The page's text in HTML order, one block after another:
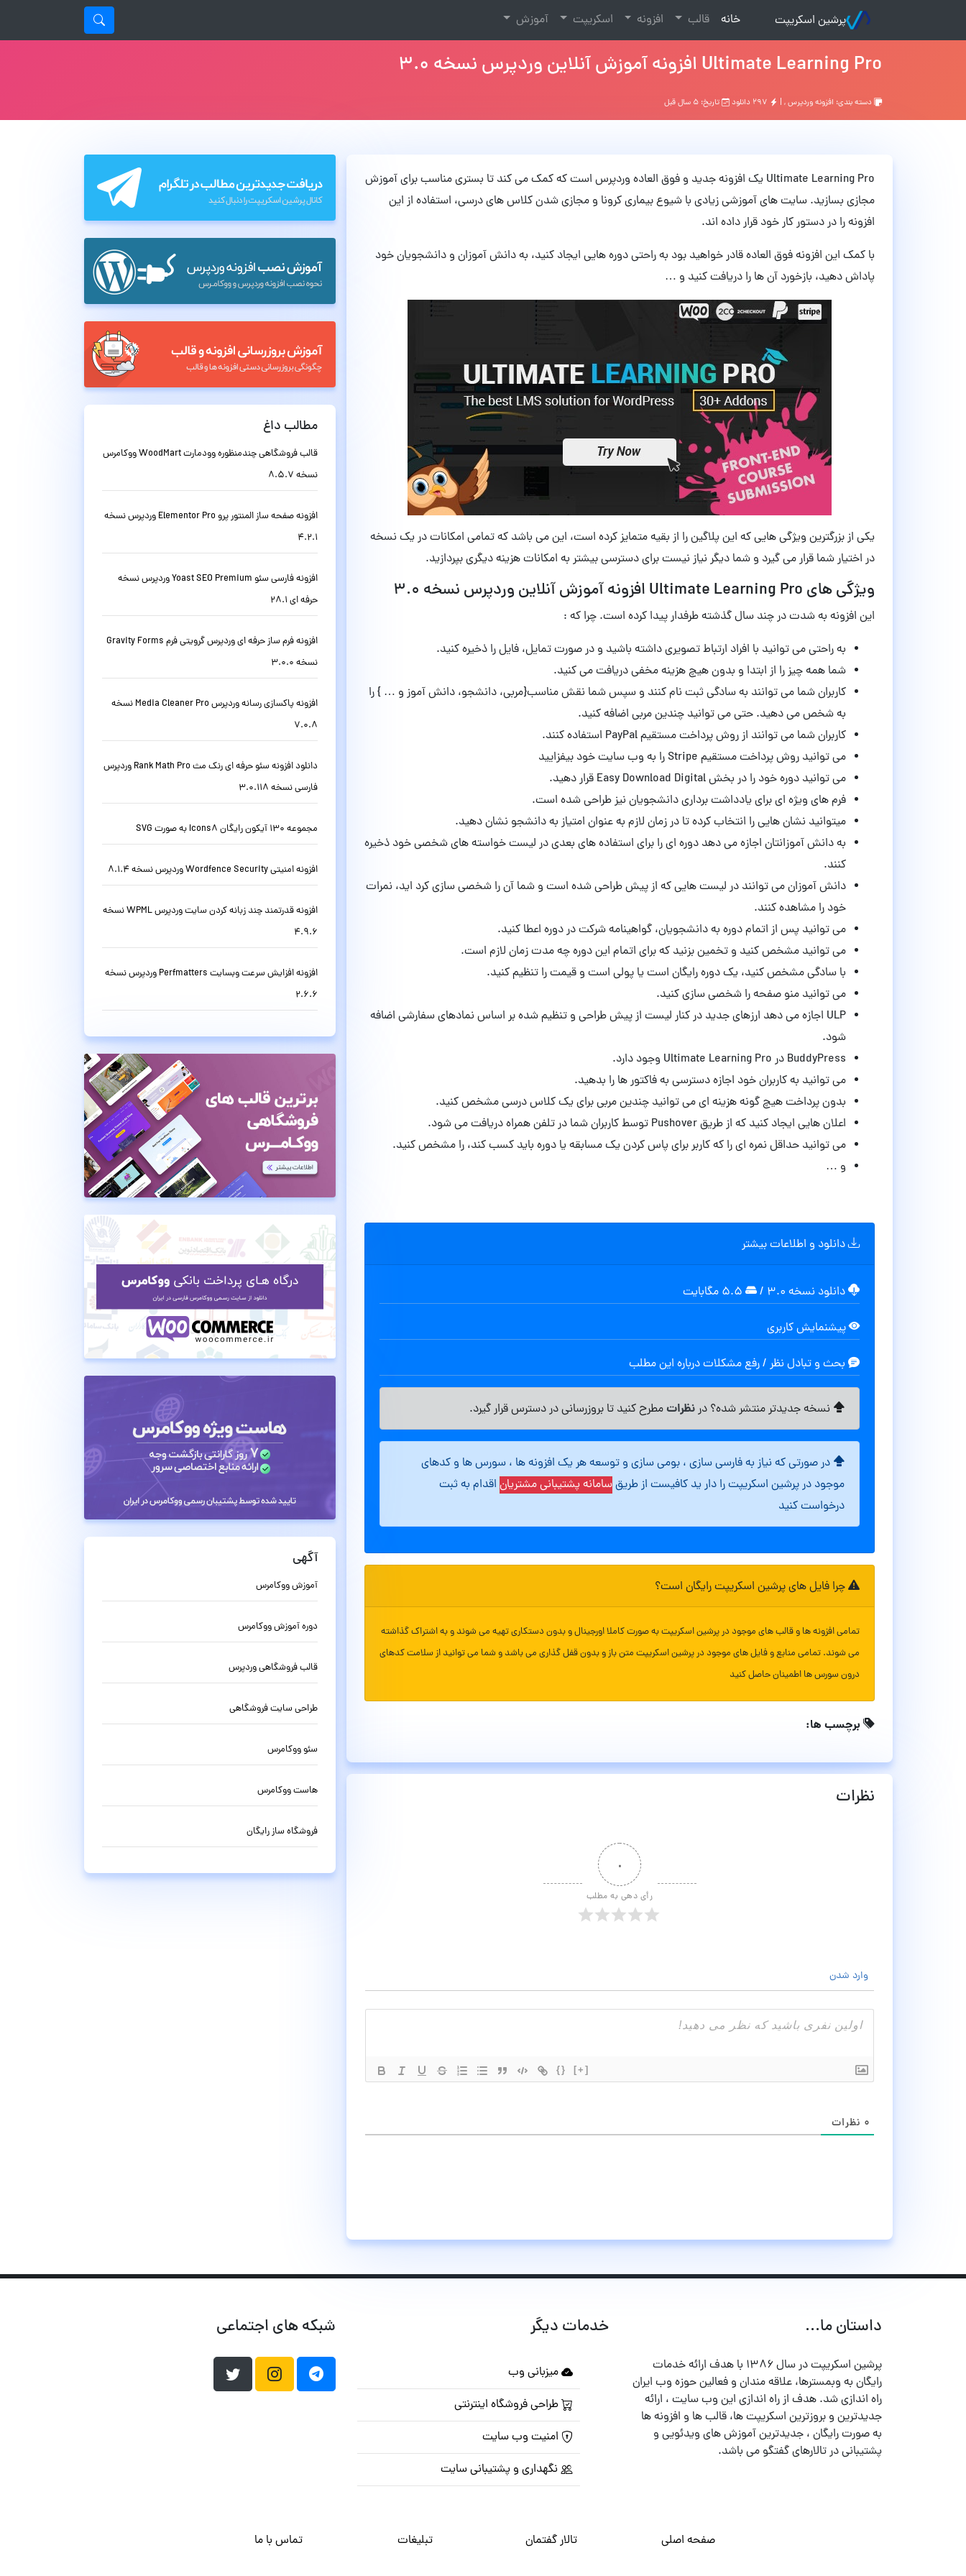
پرشین اسکریپت خانه
(current) قالب افزونه اسکریپت آموزش
Ultimate Learning Pro افزونه آموزش آنلاین وردپرس نسخه 3.0
دسته بندی: افزونه وردپرس, | تاریخ: ۵ سال قبل
Ultimate Learning Pro یک افزونه جدید و فوق العاده وردپرس است که کمک می کند تا بستری مناسب برای آموزش
مجازی بسازید. سایت های آموزشی زیادی با شیوع بیماری کرونا و مجازی شدن کلاس های درسی، استفاده از این
افزونه را در دستور کار خود قرار داده اند.
با کمک این افزونه فوق العاده قادر خواهید بود به راحتی دوره هایی ایجاد کنید، به دانش آموزان و دانشجویان خود
پاداش دهید، بازخورد آن ها را دریافت کنید و …
یکی از بزرگترین ویژگی هایی که این پلاگین را از بقیه متمایز کرده است، این می باشد که تمامی امکانات در یک نسخه
در اختیار شما قرار می گیرد و شما دیگر نیاز نیست برای دسترسی بیشتر به امکانات هزینه دیگری بپردازید.
ویژگی های Ultimate Learning Pro افزونه آموزش آنلاین وردپرس نسخه ۳.۰
این افزونه به شدت در چند سال گذشته طرفدار پیدا کرده است. چرا که :
به راحتی می توانید با افراد ارتباط تصویری داشته باشید و در صورت تمایل، فایل را ذخیره کنید.
شما همه چیز را از ابتدا و بدون هیچ هزینه مخفی دریافت می کنید.
کاربران شما می توانند به سادگی ثبت نام کنند و سپس شما نقش مناسب{مربی، دانشجو، دانش آموز و … } را
به شخص می دهید. حتی می توانید چندین مربی اضافه کنید.
کاربران شما می توانند از روش پرداخت مستقیم PayPal استفاده کنند.
می توانید روش پرداخت مستقیم Stripe را به وب سایت خود بیفزایید
می توانید دوره خود را در بخش Easy Download Digital قرار دهید.
فرم های ویژه ای برای یادداشت برداری دانشجویان نیز طراحی شده است.
میتوانید نشان هایی را انتخاب کرده تا در زمان لازم به عنوان امتیاز به دانشجو نشان دهید.
به دانش آموزانتان اجازه می دهد دوره ای را برای استفاده های بعدی در لیست خواسته های شخصی خود ذخیره
کنند.
دانش آموزان می توانند در لیست هایی که از پیش طراحی شده است و شما آن را شخصی سازی کرد اید، نمرات
خود را مشاهده کنند.
می توانید پس از اتمام دوره به دانشجویان، گواهینامه شرکت در دوره اعطا کنید.
می توانید مشخص کنید و تخمین بزنید که برای اتمام این دوره چه مدت زمان لازم است.
با سادگی مشخص کنید، یک دوره رایگان است یا پولی است و قیمت را تنظیم کنید.
می توانید منو صفحه را شخصی سازی کنید.
ULP اجازه می دهد ارزهای جدید در کنار لیست از پیش طراحی و تنظیم شده بر اساس نمادهای سفارشی اضافه
شود.
BuddyPress در Ultimate Learning Pro وجود دارد.
می توانید به کاربران خود اجازه دسترسی به فاکتور ها را بدهید.
بدون پرداخت هیچ گونه هزینه ای می توانید چندین مربی برای یک کلاس درسی مشخص کنید.
اعلان هایی ایجاد کنید که از طریق Pushover توسط کاربران شما در تلفن همراه دریافت می شود.
می توانید حداقل نمره ای را که کاربر برای پاس کردن یک مسابقه یا دوره باید کسب کند، را مشخص کنید.
و …
دانلود و اطلاعات بیشتر
دانلود نسخه ۳.۰ /
پیشنمایش کاربری
بحث و تبادل نظر / رفع مشکلات درباره این مطلب
نسخه جدیدتر منتشر شده؟ درنظراتمطرح کنید تا بروزرسانی در دسترس قرار گیرد.
در صورتی که نیاز به فارسی سازی ، بومی سازی و توسعه هر یک افزونه ها ، سورس ها و کدهای
موجود در پرشین اسکریپت را دار ید کافیست از طریقسامانه پشتیبانی مشتریان اقدام به ثبت
درخواست کنید
چرا فایل های پرشین اسکریپت رایگان است؟
تمامی افزونه ها و قالب های موجود در پرشین اسکریپت به صورت کاملا اورجینال و بدون دستکاری تهیه می شوند و به اشتراک گذاشته
می شوند. تمامی منابع و فایل های موجود در پرشین اسکریپت متن باز و بدون قفل گذاری می باشد و شما می توانید از سلامت کدهای
درون سورس ها اطمینان حاصل کنید
برچسب ها:
نظرات
۰
رأی دهی به مطلب
وارد شدن
{} [+]
۰ نظرات
مطالب داغ
قالب فروشگاهی چندمنظوره وودمارت WoodMart ووکامرس
نسخه 8.5.7
افزونه صفحه ساز المنتور پرو Elementor Pro وردپرس نسخه
4.2.1
افزونه فارسی سئو Yoast SEO Premium وردپرس نسخه
حرفه ای 28.1
افزونه فرم ساز حرفه ای وردپرس گرویتی فرم Gravity Forms
نسخه 3.0.0
افزونه پاکسازی رسانه وردپرس Media Cleaner Pro نسخه
7.0.8
دانلود افزونه سئو حرفه ای رنک مث Rank Math Pro وردپرس
فارسی نسخه 3.0.118
مجموعه 130 آیکون رایگان Icons8 به صورت SVG
افزونه امنیتی Wordfence Security وردپرس نسخه 8.1.4
افزونه قدرتمند چند زبانه کردن سایت وردپرس WPML نسخه
4.9.6
افزونه افزایش سرعت وبسایت Perfmatters وردپرس نسخه
2.6.6
آگهی
آموزش ووکامرس
دوره آموزش ووکامرس
قالب فروشگاهی وردپرس
طراحی سایت فروشگاهی
سئو ووکامرس
هاست ووکامرس
فروشگاه ساز رایگان
داستان ما...
پرشین اسکریپت در سال ۱۳۸۶ با هدف ارائه خدمات
رایگان به وبمسترها، علاقه مندان و فعالین حوزه وب ایران
راه اندازی شد. هدف از راه اندازی این وب سایت ، ارائه
جدیدترین و بروزترین اسکریپت ها، قالب ها و افزونه ها
به صورت رایگان ، جدیدترین آموزش های ویدئویی و
پشتیبانی در تالارهای گفتگو می باشد.
خدمات دیگر
میزبانی وب
طراحی فروشگاه اینترنتی
امنیت وب سایت
نگهداری و پشتیبانی سایت
شبکه های اجتماعی
صفحه اصلی تالار گفتمان تبلیغات تماس با ما